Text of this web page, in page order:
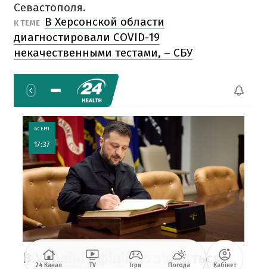
Севастополя.
К ТЕМЕ
В Херсонской области
диагностировали COVID-19
некачественными тестами, – СБУ